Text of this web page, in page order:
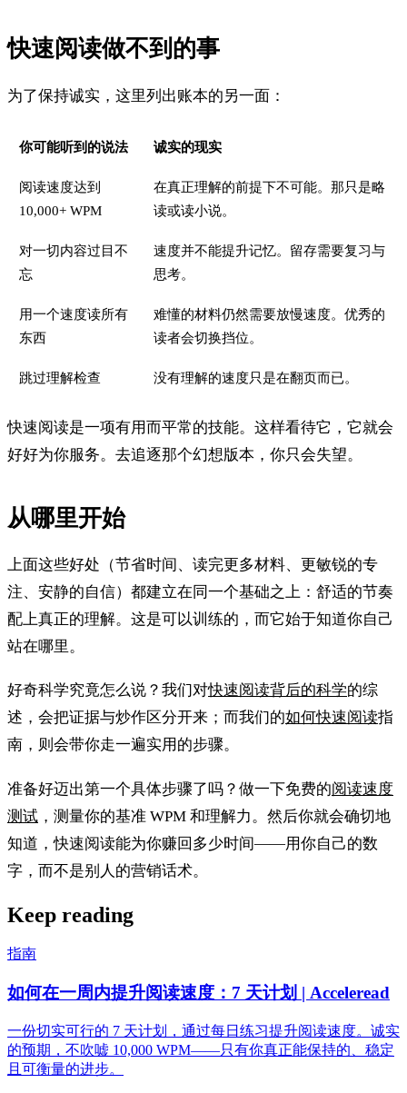
快速阅读做不到的事
为了保持诚实，这里列出账本的另一面：
你可能听到的说法 诚实的现实
阅读速度达到
10,000+ WPM
在真正理解的前提下不可能。那只是略
读或读小说。
对一切内容过目不
忘
速度并不能提升记忆。留存需要复习与
思考。
用一个速度读所有
东西
难懂的材料仍然需要放慢速度。优秀的
读者会切换挡位。
跳过理解检查 没有理解的速度只是在翻页而已。
快速阅读是一项有用而平常的技能。这样看待它，它就会
好好为你服务。去追逐那个幻想版本，你只会失望。
从哪里开始
上面这些好处（节省时间、读完更多材料、更敏锐的专
注、安静的自信）都建立在同一个基础之上：舒适的节奏
配上真正的理解。这是可以训练的，而它始于知道你自己
站在哪里。
好奇科学究竟怎么说？我们对快速阅读背后的科学的综
述，会把证据与炒作区分开来；而我们的如何快速阅读指
南，则会带你走一遍实用的步骤。
准备好迈出第一个具体步骤了吗？做一下免费的阅读速度
测试 ，测量你的基准 WPM 和理解力。然后你就会确切地
知道，快速阅读能为你赚回多少时间——用你自己的数
字，而不是别人的营销话术。
Keep reading
指南
如何在一周内提升阅读速度：7 天计划 | Acceleread
一份切实可行的 7 天计划，通过每日练习提升阅读速度。诚实
的预期，不吹嘘 10,000 WPM——只有你真正能保持的、稳定
且可衡量的进步。